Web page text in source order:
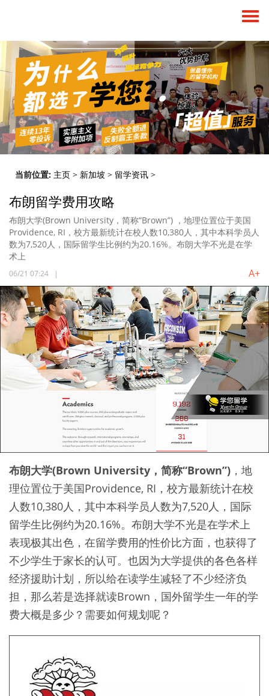
当前位置: 主页 > 新加坡 > 留学资讯 >
布朗留学费用攻略
布朗大学(Brown University，简称“Brown”) ，地理位置位于美国
Providence, RI，校方最新统计在校人数10,380人，其中本科学员人
数为7,520人，国际留学生比例约为20.16%。布朗大学不光是在学
术上
06/21 07:24 | A+
布朗大学(Brown University，简称“Brown”) ，地
理位置位于美国Providence, RI，校方最新统计在校
人数10,380人，其中本科学员人数为7,520人，国际
留学生比例约为20.16%。布朗大学不光是在学术上
表现极其出色，在留学费用的性价比方面，也获得了
不少学生于家长的认可。也因为大学提供的各色各样
经济援助计划，所以给在读学生减轻了不少经济负
担，那么若是选择就读Brown，国外留学生一年的学
费大概是多少？需要如何规划呢？